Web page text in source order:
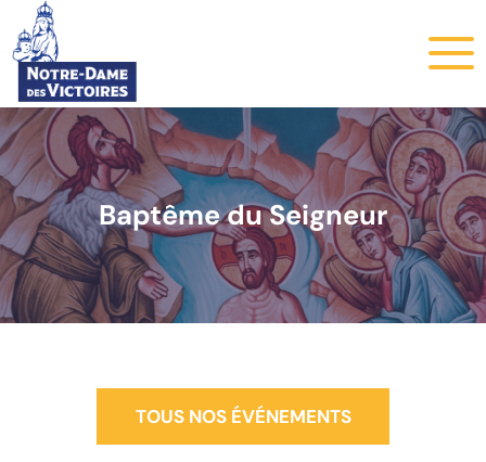
Baptême du Seigneur
TOUS NOS ÉVÉNEMENTS